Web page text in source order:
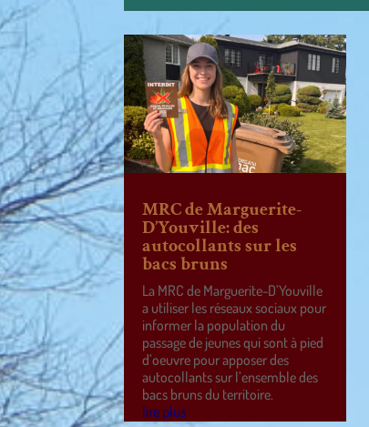
MRC de Marguerite-
D’Youville: des
autocollants sur les
bacs bruns
La MRC de Marguerite-D’Youville
a utiliser les réseaux sociaux pour
informer la population du
passage de jeunes qui sont à pied
d’oeuvre pour apposer des
autocollants sur l’ensemble des
bacs bruns du territoire.
lire plus